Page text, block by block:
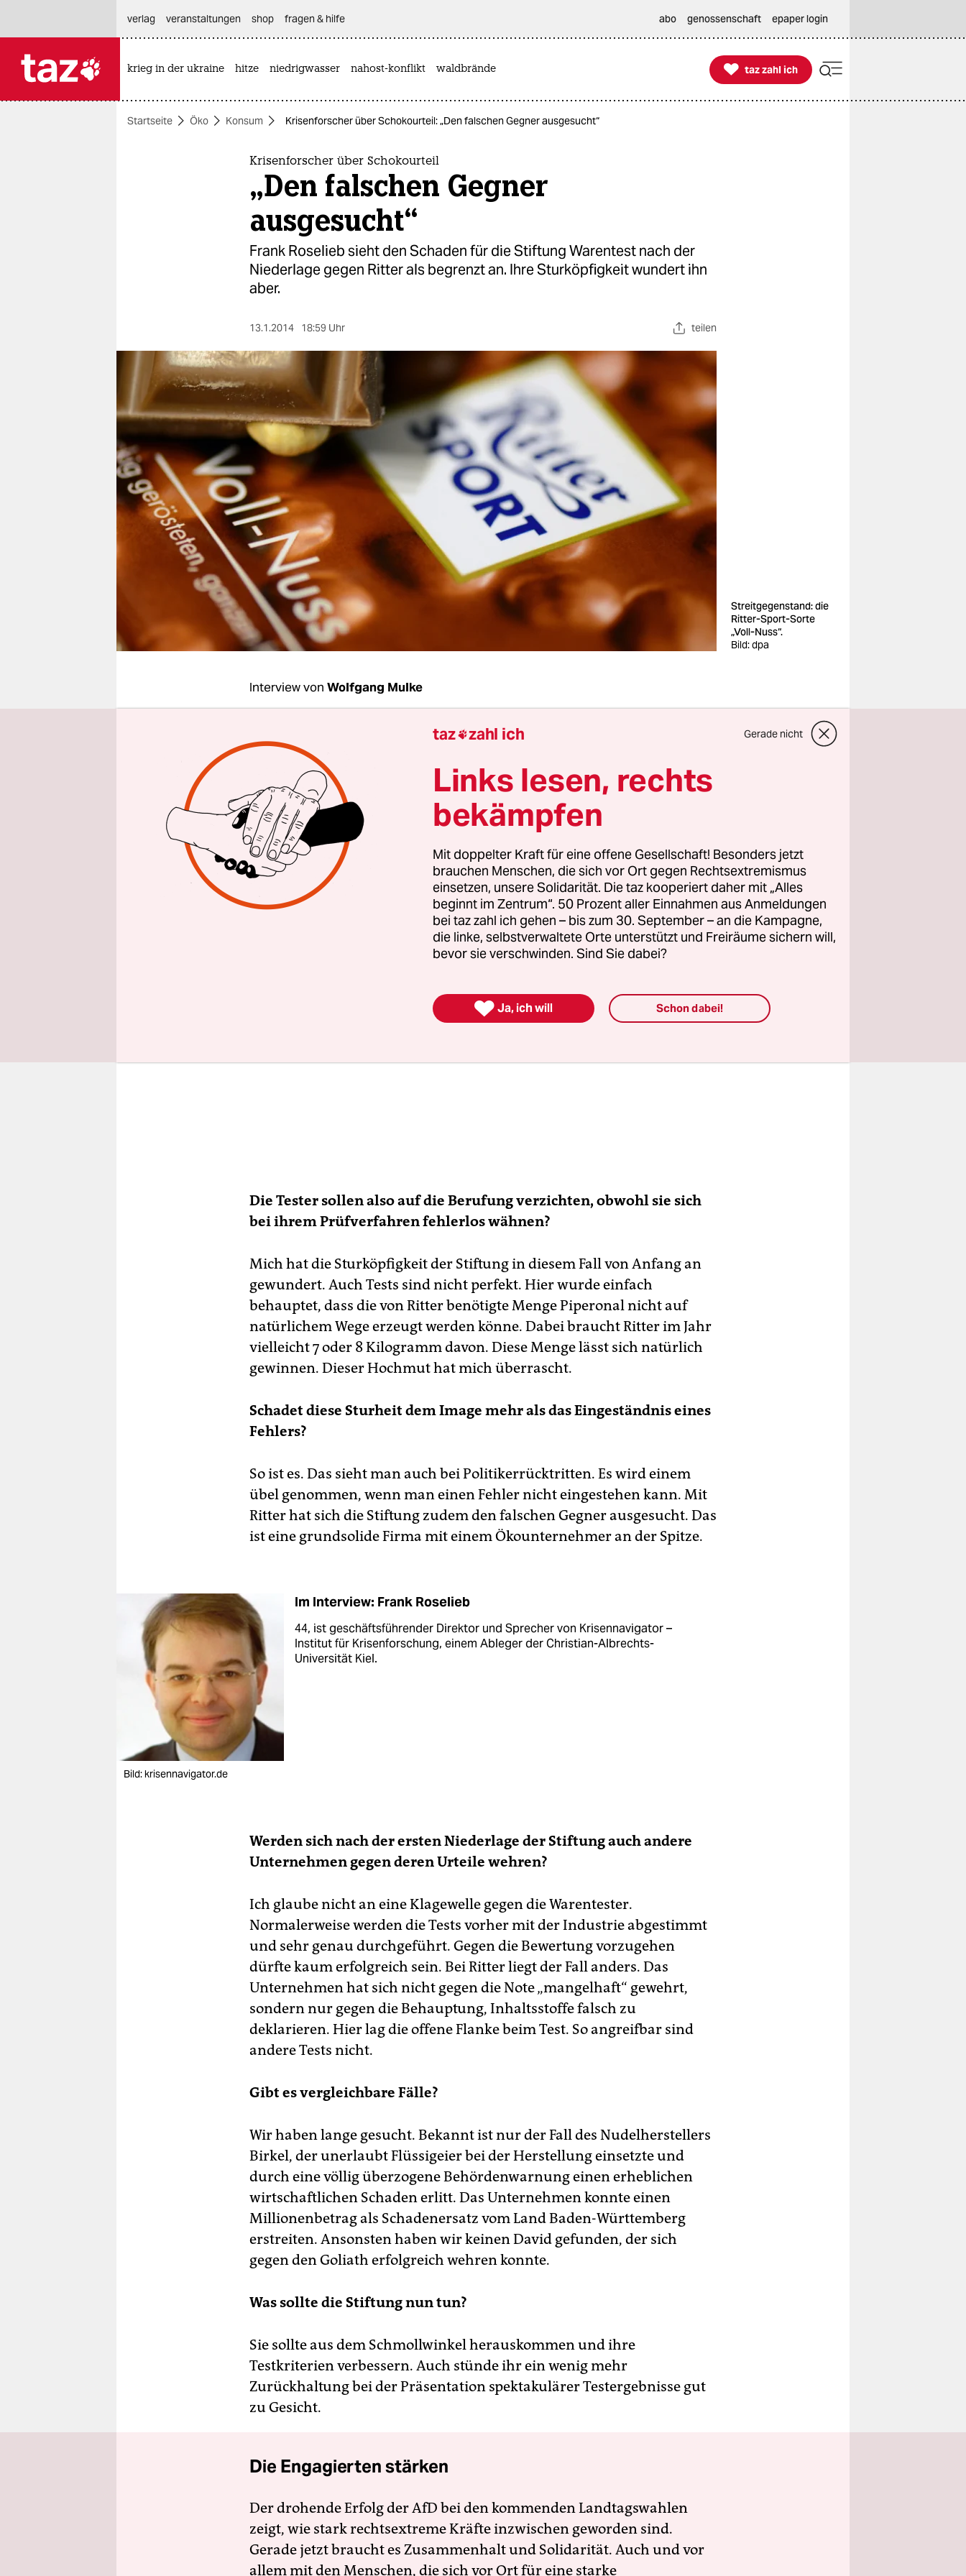
themen
nord
wahrheit
verlag
verlag
veranstaltungen
shop
fragen & hilfe
unterstützen
genossenschaft
epaper login
verlag
veranstaltungen shop fragen & hilfe abo genossenschaft epaper login
krieg in der ukraine hitze niedrigwasser nahost-konflikt waldbrände 
taz zahl ich
taz zahl ich
Startseite Öko Konsum Krisenforscher über Schokourteil: „Den falschen Gegner ausgesucht“
Krisenforscher über Schokourteil
„Den falschen Gegner
ausgesucht“
Frank Roselieb sieht den Schaden für die Stiftung Warentest nach der
Niederlage gegen Ritter als begrenzt an. Ihre Sturköpfigkeit wundert ihn
aber.
13.1.2014 18:59 Uhr teilen
Streitgegenstand: die
Ritter-Sport-Sorte
„Voll-Nuss“.
Bild: dpa
Interview von Wolfgang Mulke
taz: Herr Roselieb, wie großist der Vertrauensverlust für die
Stiftung Warentest durch dieses Urteil
Frank Roselieb:
Der Vertrauensverlust wird begrenzt bleiben. Denn
die Stiftung Warentest hat eine lange Tradition, arbeitet nicht
gewinnorientiert und ist über alle Medien hinweg gut aufgestellt. So
kann sie die Tests und Verfahren transparent darstellen und
Reputation zurückgewinnen. Wenn sie weiterhin stur bleibt und die
nächste Instanz verliert, sieht es schon anders aus.
Die Tester sollen also auf die Berufung verzichten, obwohl sie sich
bei ihrem Prüfverfahren fehlerlos wähnen?
Mich hat die Sturköpfigkeit der Stiftung in diesem Fall von Anfang an
gewundert. Auch Tests sind nicht perfekt. Hier wurde einfach
behauptet, dass die von Ritter benötigte Menge Piperonal nicht auf
natürlichem Wege erzeugt werden könne. Dabei braucht Ritter im Jahr
vielleicht 7 oder 8 Kilogramm davon. Diese Menge lässt sich natürlich
gewinnen. Dieser Hochmut hat mich überrascht.
Schadet diese Sturheit dem Image mehr als das Eingeständnis eines
Fehlers?
So ist es. Das sieht man auch bei Politikerrücktritten. Es wird einem
übel genommen, wenn man einen Fehler nicht eingestehen kann. Mit
Ritter hat sich die Stiftung zudem den falschen Gegner ausgesucht. Das
ist eine grundsolide Firma mit einem Ökounternehmer an der Spitze.
Bild: krisennavigator.de
Im Interview: Frank Roselieb
44, ist geschäftsführender Direktor und Sprecher von Krisennavigator –
Institut für Krisenforschung, einem Ableger der Christian-Albrechts-
Universität Kiel.
Werden sich nach der ersten Niederlage der Stiftung auch andere
Unternehmen gegen deren Urteile wehren?
Ich glaube nicht an eine Klagewelle gegen die Warentester.
Normalerweise werden die Tests vorher mit der Industrie abgestimmt
und sehr genau durchgeführt. Gegen die Bewertung vorzugehen
dürfte kaum erfolgreich sein. Bei Ritter liegt der Fall anders. Das
Unternehmen hat sich nicht gegen die Note „mangelhaft“ gewehrt,
sondern nur gegen die Behauptung, Inhaltsstoffe falsch zu
deklarieren. Hier lag die offene Flanke beim Test. So angreifbar sind
andere Tests nicht.
Gibt es vergleichbare Fälle?
Wir haben lange gesucht. Bekannt ist nur der Fall des Nudelherstellers
Birkel, der unerlaubt Flüssigeier bei der Herstellung einsetzte und
durch eine völlig überzogene Behördenwarnung einen erheblichen
wirtschaftlichen Schaden erlitt. Das Unternehmen konnte einen
Millionenbetrag als Schadenersatz vom Land Baden-Württemberg
erstreiten. Ansonsten haben wir keinen David gefunden, der sich
gegen den Goliath erfolgreich wehren konnte.
Was sollte die Stiftung nun tun?
Sie sollte aus dem Schmollwinkel herauskommen und ihre
Testkriterien verbessern. Auch stünde ihr ein wenig mehr
Zurückhaltung bei der Präsentation spektakulärer Testergebnisse gut
zu Gesicht.
Die Engagierten stärken
Der drohende Erfolg der AfD bei den kommenden Landtagswahlen
zeigt, wie stark rechtsextreme Kräfte inzwischen geworden sind.
Gerade jetzt braucht es Zusammenhalt und Solidarität. Auch und vor
allem mit den Menschen, die sich vor Ort für eine starke
taz zahl ich Gerade nicht
Links lesen, rechts
bekämpfen
Mit doppelter Kraft für eine offene Gesellschaft! Besonders jetzt
brauchen Menschen, die sich vor Ort gegen Rechtsextremismus
einsetzen, unsere Solidarität. Die taz kooperiert daher mit „Alles
beginnt im Zentrum“. 50 Prozent aller Einnahmen aus Anmeldungen
bei taz zahl ich gehen – bis zum 30. September – an die Kampagne,
die linke, selbstverwaltete Orte unterstützt und Freiräume sichern will,
bevor sie verschwinden. Sind Sie dabei?
 Ja, ich will Schon dabei!